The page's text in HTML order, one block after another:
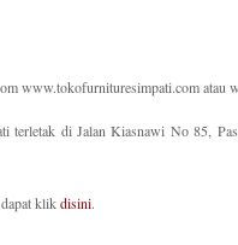
www.tokofurnituresimpati.com atau
terletak di Jalan Kiasnawi No 85,
dapat klikdisini.